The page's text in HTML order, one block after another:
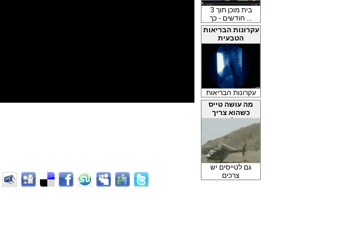
בית מוכן תוך 3
חודשים - כך ...
עקרונות הבריאות
הטבעית
עקרונות הבריאות
מה עושה טייס
כשהוא צריך
גם לטייסים יש
צרכים